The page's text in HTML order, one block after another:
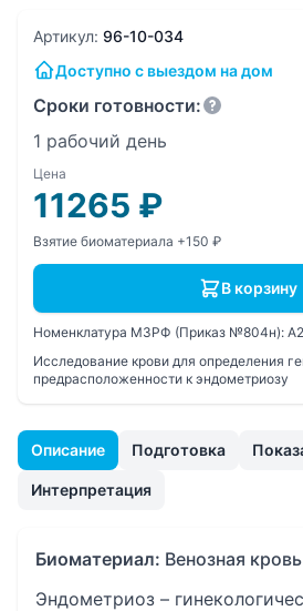
Описание Подготовка
Интерпретация
Биоматериал: Венозная кровь
Эндометриоз –
Артикул: 96-10-034
Доступно с выездом на дом
Сроки готовности:
1 рабочий день
Цена
11265 ₽
Взятие биоматериала +150 ₽
В корзину
Номенклатура МЗРФ (Приказ №804н):
Исследование крови для определения
предрасположенности к эндометриозу